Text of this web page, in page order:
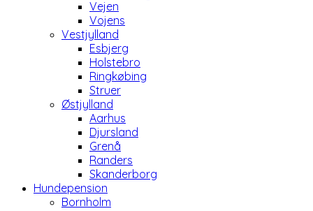
Vejen
Vojens
Vestjylland
Esbjerg
Holstebro
Ringkøbing
Struer
Østjylland
Aarhus
Djursland
Grenå
Randers
Skanderborg
Hundepension
Bornholm